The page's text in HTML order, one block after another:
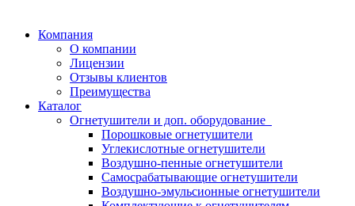
Компания
О компании
Лицензии
Отзывы клиентов
Преимущества
Каталог
Огнетушители и доп. оборудование
Порошковые огнетушители
Углекислотные огнетушители
Воздушно-пенные огнетушители
Самосрабатывающие огнетушители
Воздушно-эмульсионные огнетушители